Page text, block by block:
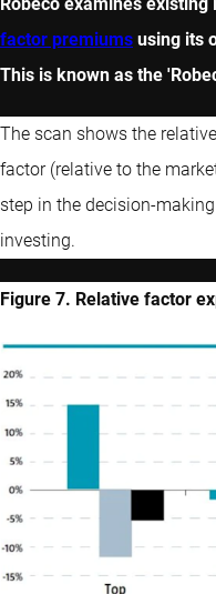
factor premiums using its
This is known as the
The scan shows the
factor (relative to the
step in the decision-
investing.
Figure 7. Relative factor